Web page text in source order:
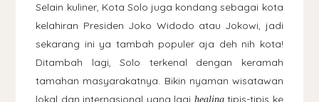
Selain kuliner, Kota Solo juga kondang sebagai kota
kelahiran Presiden Joko Widodo atau Jokowi, jadi
sekarang ini ya tambah populer aja deh nih kota!
Ditambah lagi, Solo terkenal dengan keramah
tamahan masyarakatnya. Bikin nyaman wisatawan
lokal dan internasional yang lagi healingtipis-tipis ke